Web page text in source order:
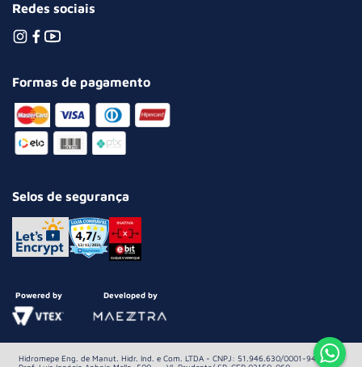
Redes sociais
Formas de pagamento
Selos de segurança
Powered by Developed by
Hidromepe Eng. de Manut. Hidr. Ind. e Com. LTDA - CNPJ: 51.946.630/0001-94 Av.